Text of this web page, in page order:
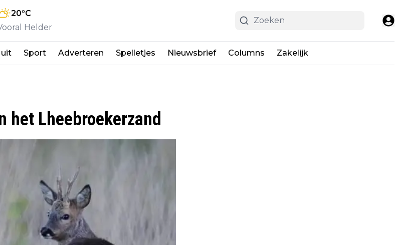
20°C
Helder
uit Sport Adverteren Spelletjes Nieuwsbrief Columns Zakelijk
het Lheebroekerzand